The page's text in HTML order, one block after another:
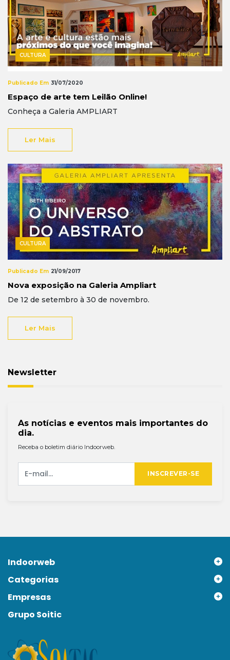
CULTURA
Publicado Em 31/07/2020
Espaço de arte tem Leilão Online!
Conheça a Galeria AMPLIART
Ler Mais
CULTURA
Publicado Em 21/09/2017
Nova exposição na Galeria Ampliart
De 12 de setembro à 30 de novembro.
Ler Mais
Newsletter
As notícias e eventos mais importantes do
dia.
Receba o boletim diário Indoorweb.
INSCREVER-SE
Indoorweb
Categorias
Empresas
Grupo Soitic